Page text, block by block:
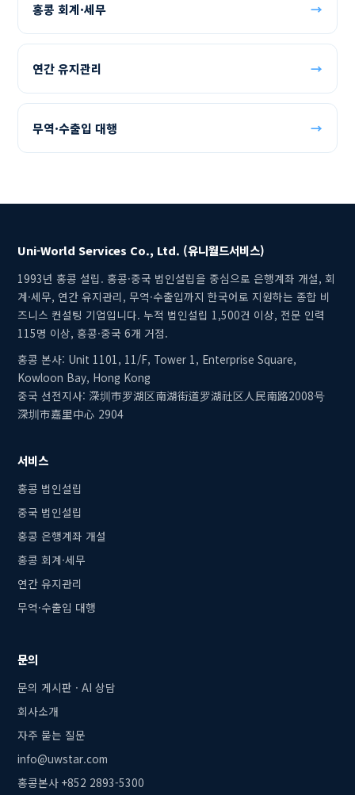
홍콩 회계·세무 →
연간 유지관리 →
무역·수출입 대행 →
Uni-World Services Co., Ltd. (유니월드서비스)
1993년 홍콩 설립. 홍콩·중국 법인설립을 중심으로 은행계좌 개설, 회
계·세무, 연간 유지관리, 무역·수출입까지 한국어로 지원하는 종합 비
즈니스 컨설팅 기업입니다. 누적 법인설립 1,500건 이상, 전문 인력
115명 이상, 홍콩·중국 6개 거점.
홍콩 본사: Unit 1101, 11/F, Tower 1, Enterprise Square,
Kowloon Bay, Hong Kong
중국 선전지사: 深圳市罗湖区南湖街道罗湖社区人民南路2008号
深圳市嘉里中心 2904
서비스
홍콩 법인설립
중국 법인설립
홍콩 은행계좌 개설
홍콩 회계·세무
연간 유지관리
무역·수출입 대행
문의
문의 게시판 · AI 상담
회사소개
자주 묻는 질문
info@uwstar.com
홍콩본사 +852 2893-5300